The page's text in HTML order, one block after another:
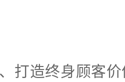
打造终身顾客